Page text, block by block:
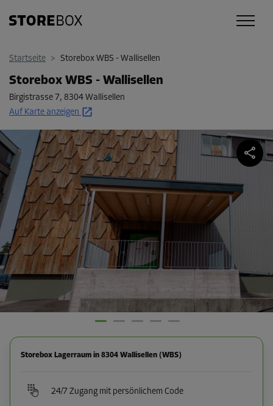
Startseite > Storebox WBS - Wallisellen
Storebox WBS - Wallisellen
Birgistrasse 7, 8304 Wallisellen
Auf Karte anzeigen
Storebox Lagerraum in 8304 Wallisellen (WBS)
24/7 Zugang mit persönlichem Code